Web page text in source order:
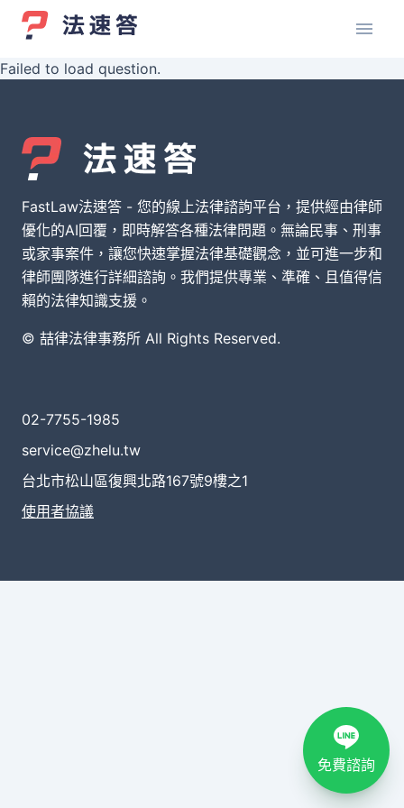
Failed to load question.
FastLaw法速答 - 您的線上法律諮詢平台，提供經由律師
優化的AI回覆，即時解答各種法律問題。無論民事、刑事
或家事案件，讓您快速掌握法律基礎觀念，並可進一步和
律師團隊進行詳細諮詢。我們提供專業、準確、且值得信
賴的法律知識支援。
© 喆律法律事務所 All Rights Reserved.
02-7755-1985
service@zhelu.tw
台北市松山區復興北路167號9樓之1
使用者協議
免費諮詢